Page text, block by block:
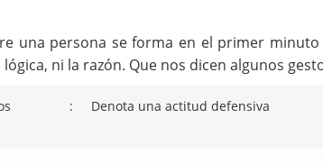
una persona se forma en el primer
ni la razón. Que nos dicen algunos
: Denota una actitud defensiva